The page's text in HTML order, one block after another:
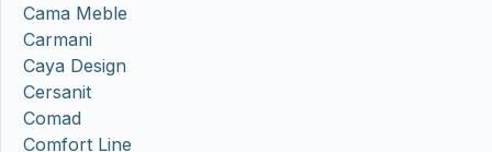
Cama Meble
Carmani
Caya Design
Cersanit
Comad
Comfort Line